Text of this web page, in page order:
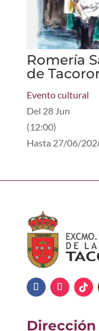
Romería
de
Evento cultural
Del 28 Jun
(12:00)
Hasta 27/06/
Dirección